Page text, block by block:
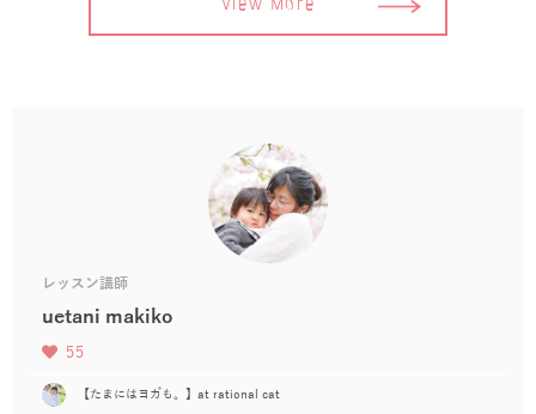
View More
レッスン講師
uetani makiko
55
【たまにはヨガも。】at rational cat